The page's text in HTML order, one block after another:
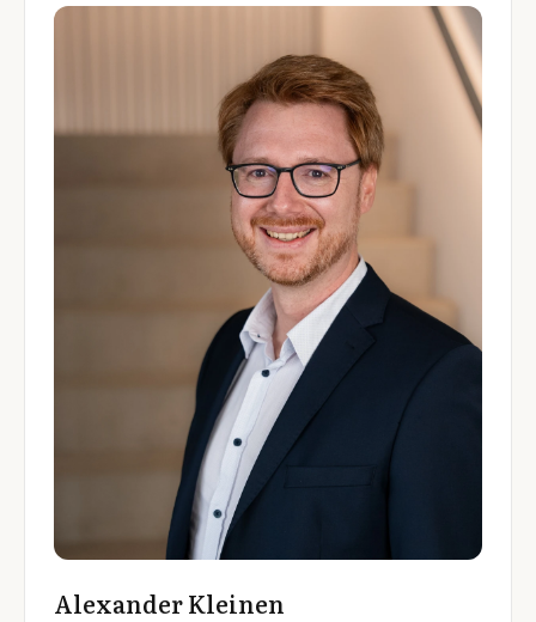
Alexander Kleinen